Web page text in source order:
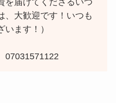
、大歓迎です！いつも
います！）